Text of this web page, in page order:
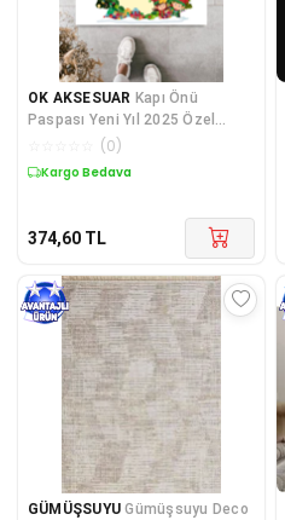
OK AKSESUAR Kapı Önü
Paspası Yeni Yıl 2025 Özel
Tasarım Model 27
(0)
Kargo Bedava
374,60 TL
GÜMÜŞSUYU Gümüşsuyu Deco